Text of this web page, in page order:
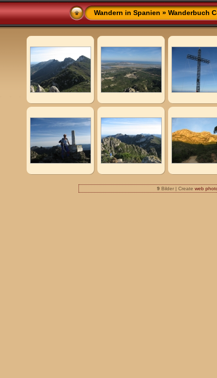
Wandern in Spanien » Wanderbuch
9 Bilder | Create web